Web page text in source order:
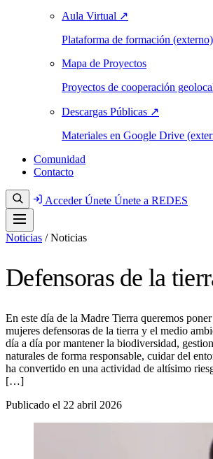
Aula Virtual ↗
Plataforma de formación (externo)
Mapa de Proyectos
Proyectos de cooperación
Descargas Públicas ↗
Materiales en Google Drive
Comunidad
Contacto
AccederÚnete Únete a REDES
Noticias / Noticias
Defensoras de la
En este día de la Madre Tierra queremos
mujeres defensoras de la tierra y el medio
día a día por mantener la biodiversidad,
naturales de forma responsable, cuidar del
ha convertido en una actividad de altísimo
[…]
Publicado el 22 abril 2026